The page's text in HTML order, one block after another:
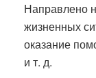
Направлено
жизненных
оказание
и т. д.